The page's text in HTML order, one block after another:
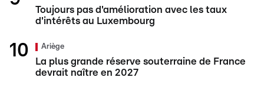
Toujours pas d'amélioration avec les taux
d'intérêts au Luxembourg
Ariège
La plus grande réserve souterraine de France
devrait naître en 2027